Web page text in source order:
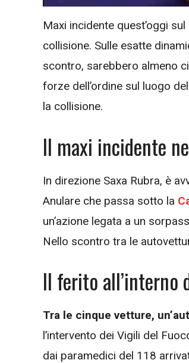
Maxi incidente quest’oggi sul
collisione. Sulle esatte
scontro, sarebbero almeno
forze dell’ordine sul luogo
la collisione.
Il maxi incidente
In direzione Saxa Rubra, è
Anulare che passa sotto la
un’azione legata a un
Nello scontro tra le
Il ferito all’interno
Tra le cinque vetture,
l’intervento dei Vigili del
dai paramedici del 118